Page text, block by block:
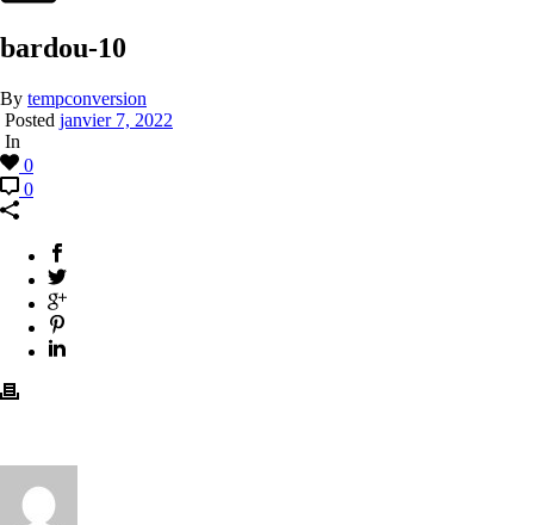
bardou-10
By tempconversion
Posted janvier 7, 2022
In
0
0